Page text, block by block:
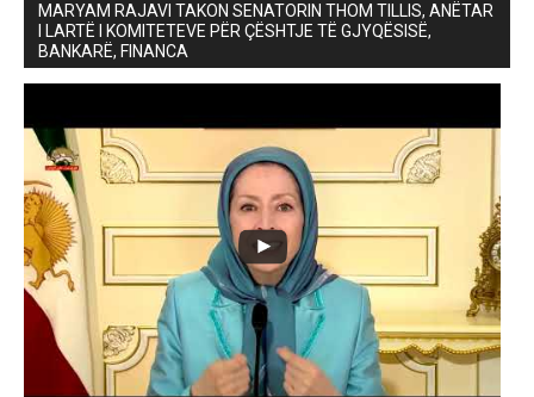
MARYAM RAJAVI TAKON SENATORIN THOM TILLIS, ANËTAR
I LARTË I KOMITETEVE PËR ÇËSHTJE TË GJYQËSISË,
BANKARË, FINANCA